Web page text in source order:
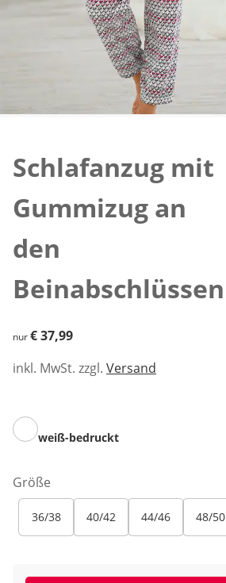
Schlafanzug mit
Gummizug an
den
Beinabschlüssen
€ 37,99
nur€ 37,99
inkl. MwSt. zzgl. Versand
weiß-bedruckt
Größe
36/38 40/42 44/46 48/50